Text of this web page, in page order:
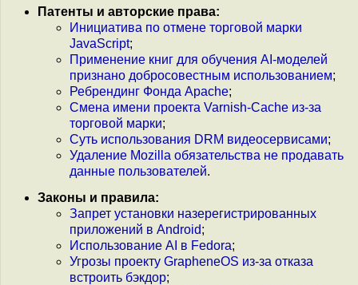
Патенты и авторские права:
Инициатива по отмене торговой марки
JavaScript;
Применение книг для обучения AI-моделей
признано добросовестным использованием;
Ребрендинг Фонда Apache;
Смена имени проекта Varnish-Cache из-за
торговой марки;
Суть использования DRM видеосервисами;
Удаление Mozilla обязательства не продавать
данные пользователей.
Законы и правила:
Запрет установки назерегистрированных
приложений в Android;
Использование AI в Fedora;
Угрозы проекту GrapheneOS из-за отказа
встроить бэкдор;